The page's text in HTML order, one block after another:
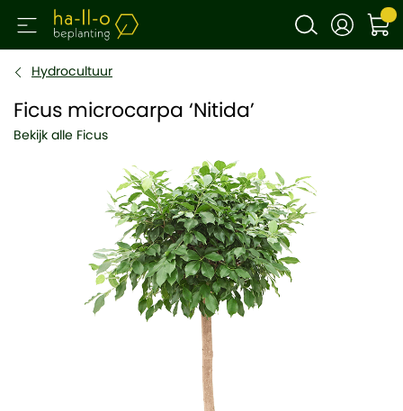
Hydrocultuur
Ficus microcarpa ‘Nitida’
Bekijk alle Ficus